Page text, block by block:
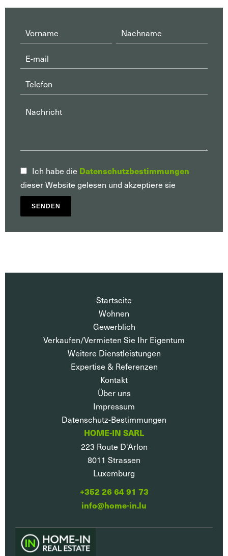
Ich habe die Datenschutzbestimmungen
dieser Website gelesen und akzeptiere sie
SENDEN
Startseite
Wohnen
Gewerblich
Verkaufen/Vermieten Sie Ihr Eigentum
Weitere Dienstleistungen
Expertise & Referenzen
Kontakt
Über uns
Impressum
Datenschutz-Bestimmungen
HOME-IN SARL
223 Route D'Arlon
8011 Strassen
Luxemburg
+352 26 64 91 73
info@home-in.lu